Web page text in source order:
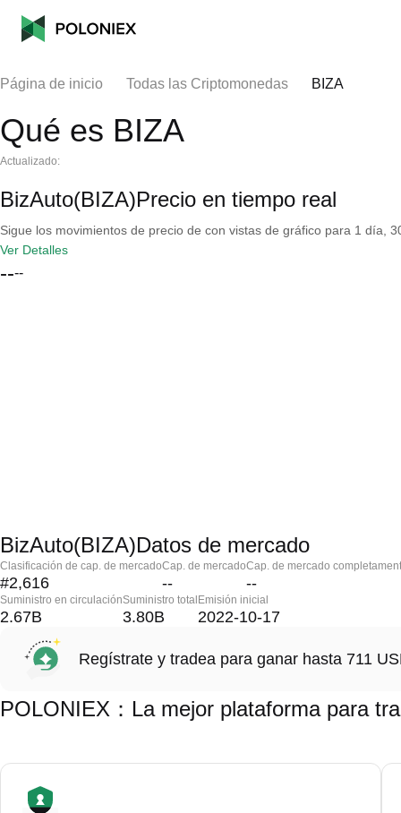
Página de inicio Todas las Criptomonedas BIZA
Qué es BIZA
Actualizado:
BizAuto(BIZA)Precio en tiempo real
Sigue los movimientos de precio de con vistas de gráfico para 1 día,
Ver Detalles
----
BizAuto(BIZA)Datos de mercado
Clasificación de cap. de mercado
#2,616
Cap. de mercado
--
Cap. de mercado
--
Suministro en circulación
2.67B
Suministro total
3.80B
Emisión inicial
2022-10-17
Regístrate y tradea para ganar hasta 711
POLONIEX：La mejor plataforma para